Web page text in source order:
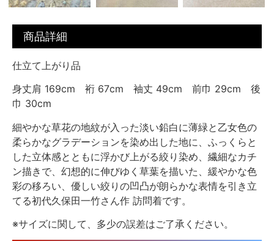
商品詳細
仕立て上がり品
身丈肩 169cm 裄 67cm 袖丈 49cm 前巾 29cm 後
巾 30cm
細やかな草花の地紋が入った淡い鉛白に薄緑と乙女色の
柔らかなグラデーションを染め出した地に、ふっくらと
した立体感とともに浮かび上がる絞り染め、繊細なカチ
ン描きで、幻想的に伸びゆく草葉を描いた、緩やかな色
彩の移ろい、優しい絞りの凹凸が朗らかな表情を引き立
てる初代久保田一竹さん作 訪問着です。
※サイズに関して、多少の誤差はご了承ください。